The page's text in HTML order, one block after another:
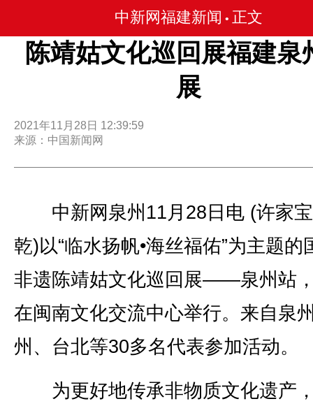
中新网福建新闻 • 正文
陈靖姑文化巡回展福建泉
展
2021年11月28日 12:39:59
来源：中国新闻网
中新网泉州11月28日电 (许家
乾)以“临水扬帆•海丝福佑”为主题的
非遗陈靖姑文化巡回展——泉州站
在闽南文化交流中心举行。来自泉
州、台北等30多名代表参加活动。
为更好地传承非物质文化遗产